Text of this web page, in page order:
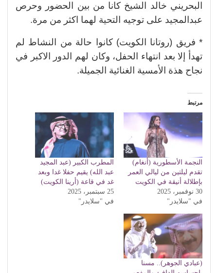
البحريني خالد الشيخ كانا من بين الحضور وحرص
عبدالمجيد على توجيه التحية لهما اكثر من مرة.
* فريق (روتانا الكويت) كانوا حالة من النشاط لم
تهدأ إلا بعد انتهاء الحفل، وكان لهم الدور الاكبر في
نجاح هذة الأمسية الغنائية الجميلة.
مرتبط
النجمة الأسطورية (أنغام)
تقدم ليلتين من ليالي العمر
بإطلالة أنيقة في الكويت
30 نوفمبر، 2025
في "سلايدر"
المطرب الكبير (عبد المجيد
عبد الله) يقيم حفلا غدا وبعد
غد في قاعة (أرينا الكويت)
25 سبتمبر، 2025
في "سلايدر"
(عبادي الجوهر).. مسنا